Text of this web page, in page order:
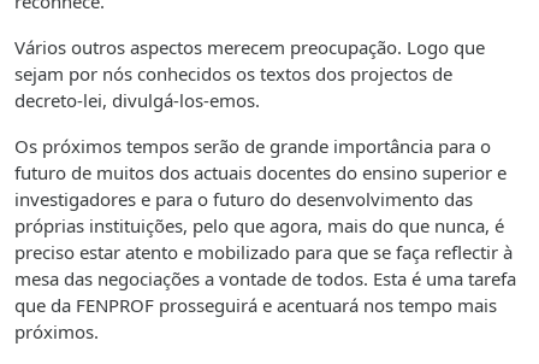
Vários outros aspectos merecem preocupação. Logo que
sejam por nós conhecidos os textos dos projectos de
decreto-lei, divulgá-los-emos.
Os próximos tempos serão de grande importância para o
futuro de muitos dos actuais docentes do ensino superior e
investigadores e para o futuro do desenvolvimento das
próprias instituições, pelo que agora, mais do que nunca, é
preciso estar atento e mobilizado para que se faça reflectir à
mesa das negociações a vontade de todos. Esta é uma tarefa
que da FENPROF prosseguirá e acentuará nos tempo mais
próximos.